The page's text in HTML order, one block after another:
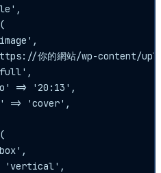
你的網站/wp-content/
=> '20:13',
=> 'cover',
'vertical',